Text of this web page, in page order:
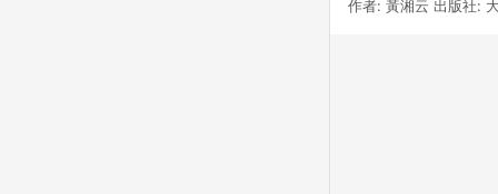
作者: 黃湘云 出版社: